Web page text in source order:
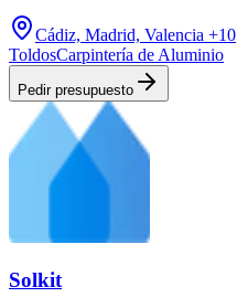
Cádiz, Madrid, Valencia +10
ToldosCarpintería de Aluminio
Pedir presupuesto
Solkit